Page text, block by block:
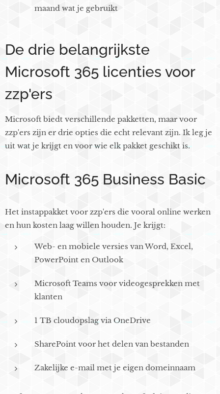
maand wat je gebruikt
De drie belangrijkste
Microsoft 365 licenties voor
zzp'ers
Microsoft biedt verschillende pakketten, maar voor
zzp'ers zijn er drie opties die echt relevant zijn. Ik leg je
uit wat je krijgt en voor wie elk pakket geschikt is.
Microsoft 365 Business Basic
Het instappakket voor zzp'ers die vooral online werken
en hun kosten laag willen houden. Je krijgt:
Web- en mobiele versies van Word, Excel,
PowerPoint en Outlook
Microsoft Teams voor videogesprekken met
klanten
1 TB cloudopslag via OneDrive
SharePoint voor het delen van bestanden
Zakelijke e-mail met je eigen domeinnaam